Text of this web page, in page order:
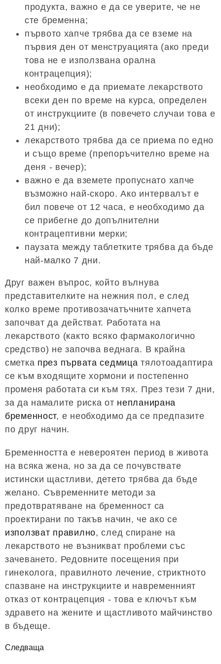
продукта, важно е да се уверите, че не
сте бременна;
първото хапче трябва да се вземе на
първия ден от менструацията (ако преди
това не е използвана орална
контрацепция);
необходимо е да приемате лекарството
всеки ден по време на курса, определен
от инструкциите (в повечето случаи това е
21 дни);
лекарството трябва да се приема по едно
и също време (препоръчително време на
деня - вечер);
важно е да вземете пропуснато хапче
възможно най-скоро. Ако интервалът е
бил повече от 12 часа, е необходимо да
се прибегне до допълнителни
контрацептивни мерки;
паузата между таблетките трябва да бъде
най-малко 7 дни.
Друг важен въпрос, който вълнува
представителките на нежния пол, е след
колко време противозачатъчните хапчета
започват да действат. Работата на
лекарството (както всяко фармакологично
средство) не започва веднага. В крайна
сметка през първата седмица тялотоадаптира
се към входящите хормони и постепенно
променя работата си към тях. През тези 7 дни,
за да намалите риска от непланирана
бременност, е необходимо да се предпазите
по друг начин.
Бременността е невероятен период в живота
на всяка жена, но за да се почувствате
истински щастливи, детето трябва да бъде
желано. Съвременните методи за
предотвратяване на бременност са
проектирани по такъв начин, че ако се
използват правилно, след спиране на
лекарството не възникват проблеми със
зачеването. Редовните посещения при
гинеколога, правилното лечение, стриктното
спазване на инструкциите и навременният
отказ от контрацепция - това е ключът към
здравето на жените и щастливото майчинство
в бъдеще.
Следваща